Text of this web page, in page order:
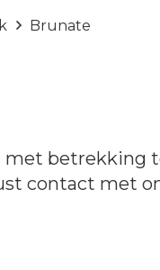
Brunate
met betrekking
contact met